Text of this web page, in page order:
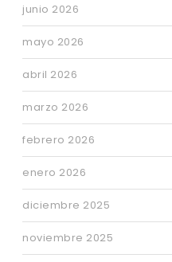
junio 2026
mayo 2026
abril 2026
marzo 2026
febrero 2026
enero 2026
diciembre 2025
noviembre 2025